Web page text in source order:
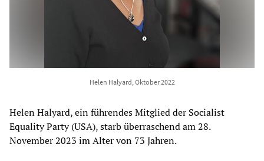
Helen Halyard, Oktober 2022
Helen Halyard, ein führendes Mitglied der Socialist
Equality Party (USA), starb überraschend am 28.
November 2023 im Alter von 73 Jahren.